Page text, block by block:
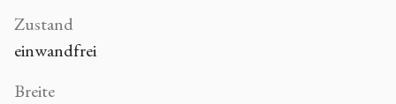
Zustand
einwandfrei
Breite